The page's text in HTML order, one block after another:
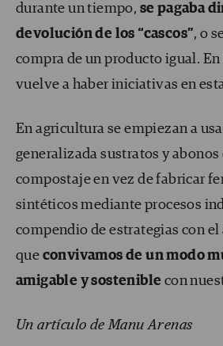
durante un tiempo, se pagaba
devolución de los “cascos”, o
compra de un producto igual.
vuelve a haber iniciativas en
En agricultura se empiezan a
generalizada sustratos y
compostaje en vez de fabricar
sintéticos mediante procesos
compendio de estrategias con el
que convivamos de un modo
amigable y sostenible con
Un artículo de Manu Arenas